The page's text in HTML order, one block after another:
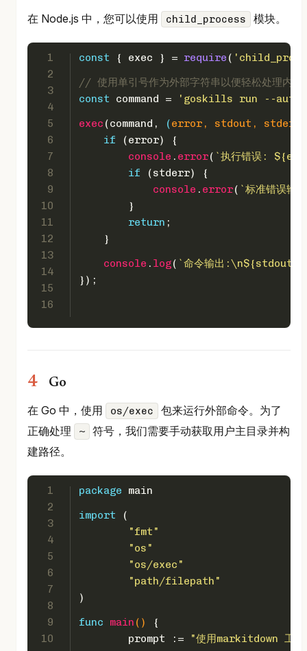
在 Node.js 中，您可以使用
child_process 模块。
1
2
3
4
5
6
7
8
9
10
11
12
13
14
15
16
const { exec } = require (
// 使用单引号作为外部字符串以便轻松处理内部
const command =
'goskills run --auto-
exec (command, (error, stdout, stderr
if (error) {
console . error( `执行错误:
if (stderr) {
console . error( `标准错误输
        }
return ;
    }
console . log( `命令输出:\n${stdout}
});
Go
在 Go 中，使用
os/exec
包来运行外部命令。为了
正确处理
~
符号，我们需要手动获取用户主目录并构
建路径。
1
2
3
4
5
6
7
8
9
10
package main
import (
"fmt"
"os"
"os/exec"
"path/filepath"
)
func
main ()
{
	prompt :=
"使用markitdown 工